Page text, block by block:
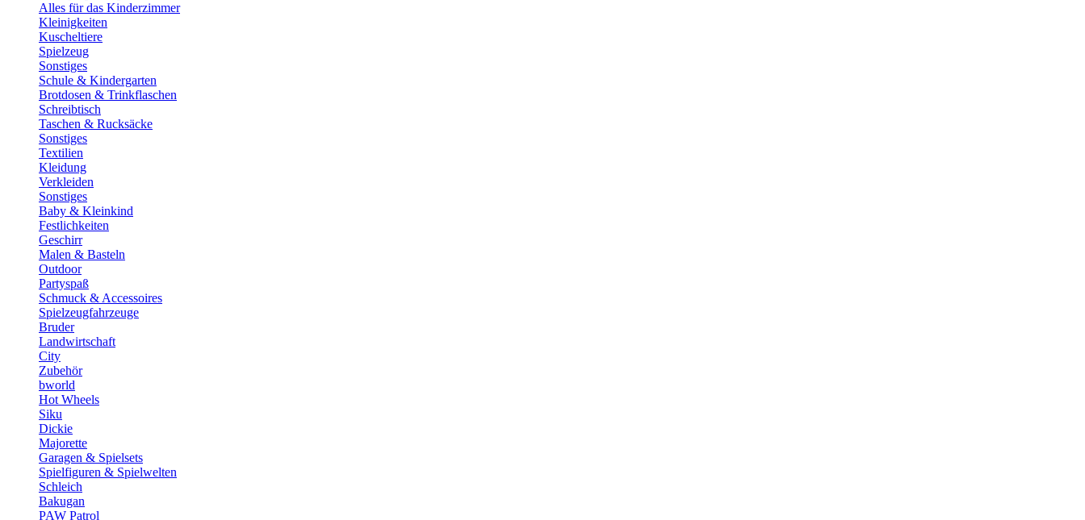
Alles für das Kinderzimmer
Kleinigkeiten
Kuscheltiere
Spielzeug
Sonstiges
Schule & Kindergarten
Brotdosen & Trinkflaschen
Schreibtisch
Taschen & Rucksäcke
Sonstiges
Textilien
Kleidung
Verkleiden
Sonstiges
Baby & Kleinkind
Festlichkeiten
Geschirr
Malen & Basteln
Outdoor
Partyspaß
Schmuck & Accessoires
Spielzeugfahrzeuge
Bruder
Landwirtschaft
City
Zubehör
bworld
Hot Wheels
Siku
Dickie
Majorette
Garagen & Spielsets
Spielfiguren & Spielwelten
Schleich
Bakugan
PAW Patrol